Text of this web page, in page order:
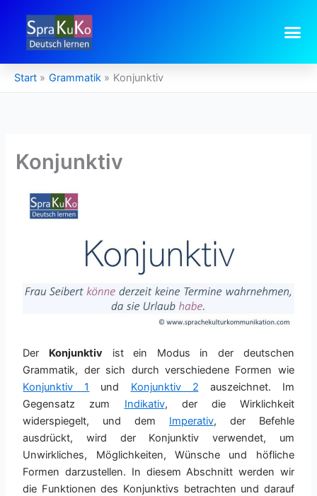
springen
Start Grammatik Konjunktiv
Konjunktiv
Der Konjunktiv ist ein Modus in der deutschen
Grammatik, der sich durch verschiedene Formen wie
Konjunktiv 1
und Konjunktiv 2 auszeichnet. Im
Gegensatz zum Indikativ, der die Wirklichkeit
widerspiegelt, und dem Imperativ, der Befehle
ausdrückt, wird der Konjunktiv verwendet, um
Unwirkliches, Möglichkeiten, Wünsche und höfliche
Formen darzustellen. In diesem Abschnitt werden wir
die Funktionen des Konjunktivs betrachten und darauf